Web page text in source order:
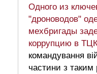
Одного из
"дроноводов"
мехбригады
коррупцию в
командування
частини з таким